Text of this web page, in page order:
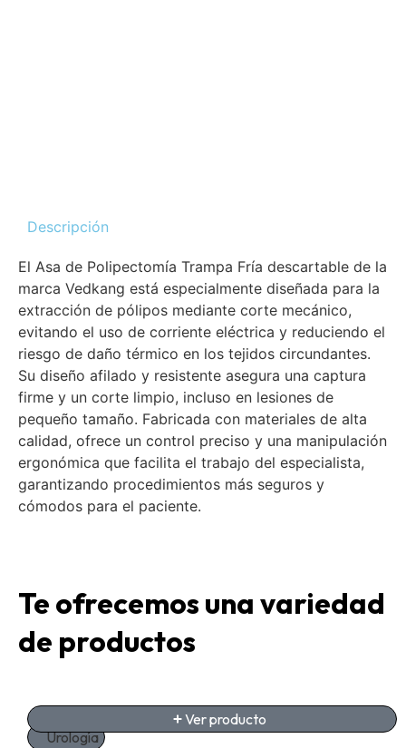
Descripción
El Asa de Polipectomía Trampa Fría descartable de la
marca Vedkang está especialmente diseñada para la
extracción de pólipos mediante corte mecánico,
evitando el uso de corriente eléctrica y reduciendo el
riesgo de daño térmico en los tejidos circundantes.
Su diseño afilado y resistente asegura una captura
firme y un corte limpio, incluso en lesiones de
pequeño tamaño. Fabricada con materiales de alta
calidad, ofrece un control preciso y una manipulación
ergonómica que facilita el trabajo del especialista,
garantizando procedimientos más seguros y
cómodos para el paciente.
Te ofrecemos una variedad
de productos
Urología
Ver producto